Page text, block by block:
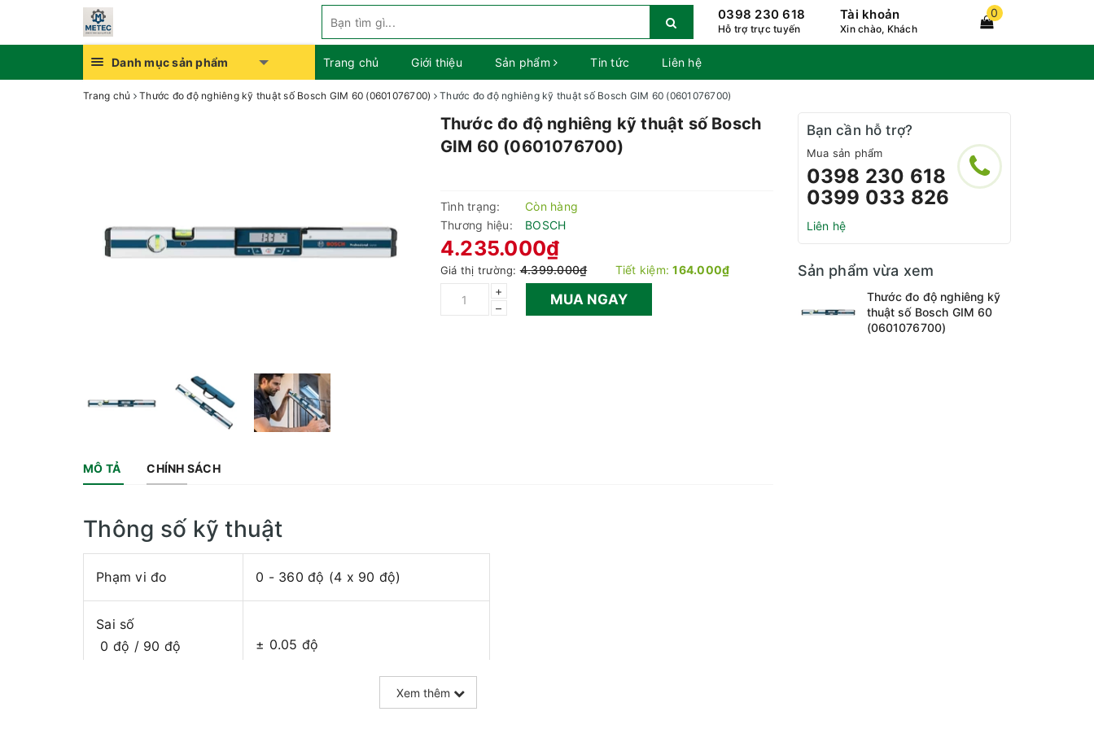
0398 230 618
Hỗ trợ trực tuyến
Tài khoản
Xin chào, Khách
0
Danh mục sản phẩm Trang chủ Giới thiệu Sản phẩm Tin tức Liên hệ
Trang chủ Thước đo độ nghiêng kỹ thuật số Bosch GIM 60 (0601076700) Thước đo độ nghiêng kỹ thuật số Bosch GIM 60 (0601076700)
Thước đo độ nghiêng kỹ thuật số Bosch
GIM 60 (0601076700)
Tình trạng:
Còn hàng
Thương hiệu:
BOSCH
4.235.000₫
Giá thị trường:4.399.000₫ Tiết kiệm:164.000₫
+
–
MUA NGAY
MÔ TẢ CHÍNH SÁCH
Thông số kỹ thuật
Phạm vi đo 0 - 360 độ (4 x 90 độ)
Sai số
0 độ / 90 độ
± 0.05 độ
Xem thêm
Bạn cần hỗ trợ?
Mua sản phẩm
0398 230 618
0399 033 826
Liên hệ
Sản phẩm vừa xem
Thước đo độ nghiêng kỹ
thuật số Bosch GIM 60
(0601076700)